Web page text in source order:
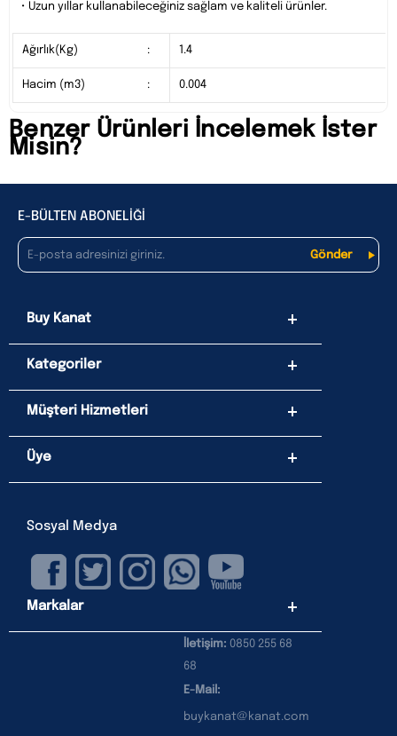
• Uzun yıllar kullanabileceğiniz sağlam ve kaliteli ürünler.
Ağırlık(Kg) : 1.4
Hacim (m3) : 0.004
Benzer Ürünleri İncelemek İster
Misin?
E-BÜLTEN ABONELİĞİ
Buy Kanat
Kategoriler
Müşteri Hizmetleri
Üye
Sosyal Medya
Markalar
İletişim: 0850 255 68
68
E-Mail:
buykanat@kanat.com